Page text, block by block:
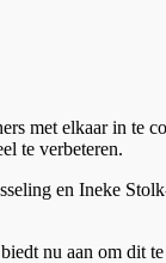
met elkaar in te
te verbeteren.
en Ineke
nu aan om dit